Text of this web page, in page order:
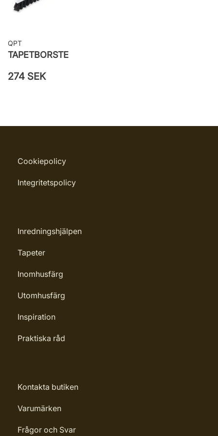
QPT
TAPETBORSTE
274 SEK
Cookiepolicy
Integritetspolicy
Inredningshjälpen
Tapeter
Inomhusfärg
Utomhusfärg
Inspiration
Praktiska råd
Kontakta butiken
Varumärken
Frågor och Svar